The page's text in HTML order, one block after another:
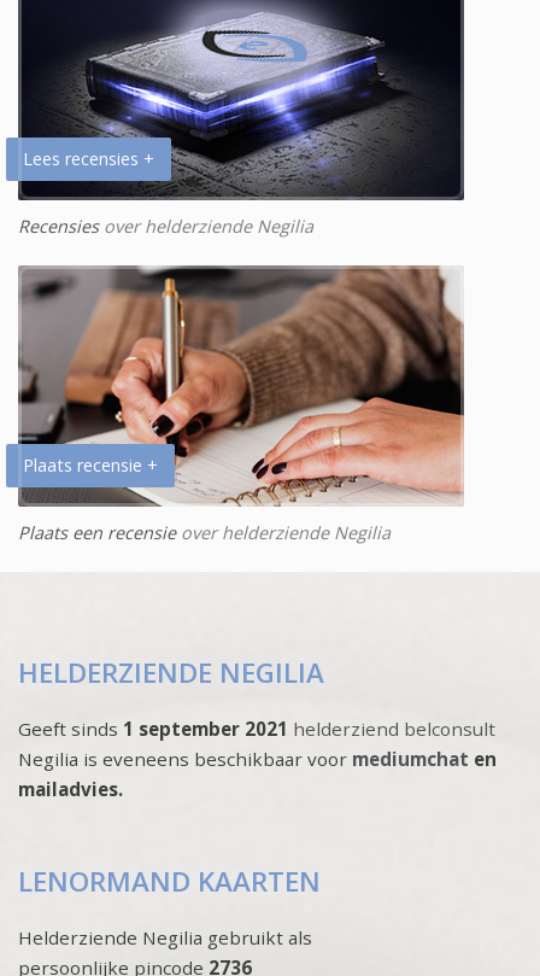
Lees recensies +
Recensiesover helderziende Negilia
Plaats recensie +
Plaats een recensieover helderziende Negilia
HELDERZIENDE NEGILIA
Geeft sinds 1 september 2021 helderziend belconsult
Negilia is eveneens beschikbaar voor mediumchat en
mailadvies.
LENORMAND KAARTEN
Helderziende Negilia gebruikt als
persoonlijke pincode 2736